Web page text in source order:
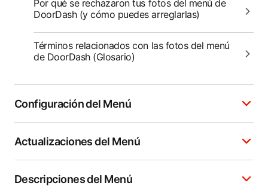
Por qué se rechazaron tus fotos del menú de
DoorDash (y cómo puedes arreglarlas)
Términos relacionados con las fotos del menú
de DoorDash (Glosario)
Configuración del Menú
Actualizaciones del Menú
Descripciones del Menú